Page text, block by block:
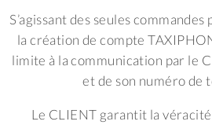
S’agissant des seules
la création de compte
limite à la communication par le
et de son numéro de
Le CLIENT garantit la